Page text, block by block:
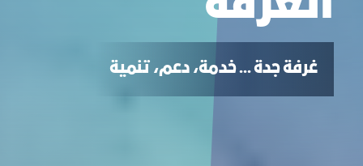
غرفة جدة ... خدمة، دعم، تنمية